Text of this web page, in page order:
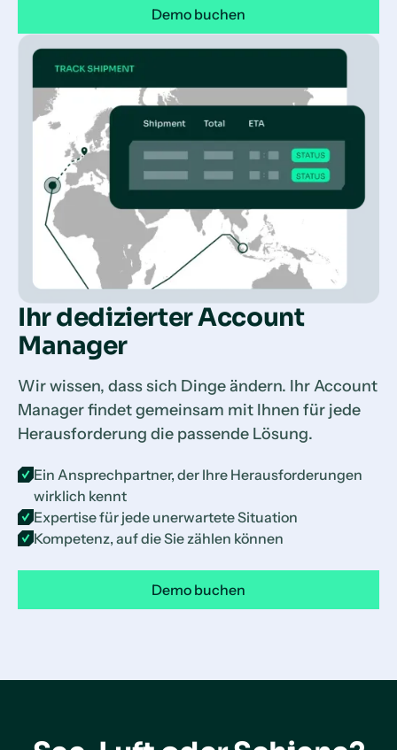
Demo buchen
Ihr dedizierter Account
Manager
Wir wissen, dass sich Dinge ändern. Ihr Account
Manager findet gemeinsam mit Ihnen für jede
Herausforderung die passende Lösung.
Ein Ansprechpartner, der Ihre Herausforderungen
wirklich kennt
Expertise für jede unerwartete Situation
Kompetenz, auf die Sie zählen können
Demo buchen